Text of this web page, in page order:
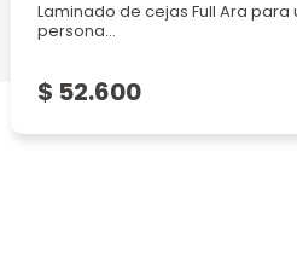
Laminado de cejas Full Ara para
persona...
$ 52.600